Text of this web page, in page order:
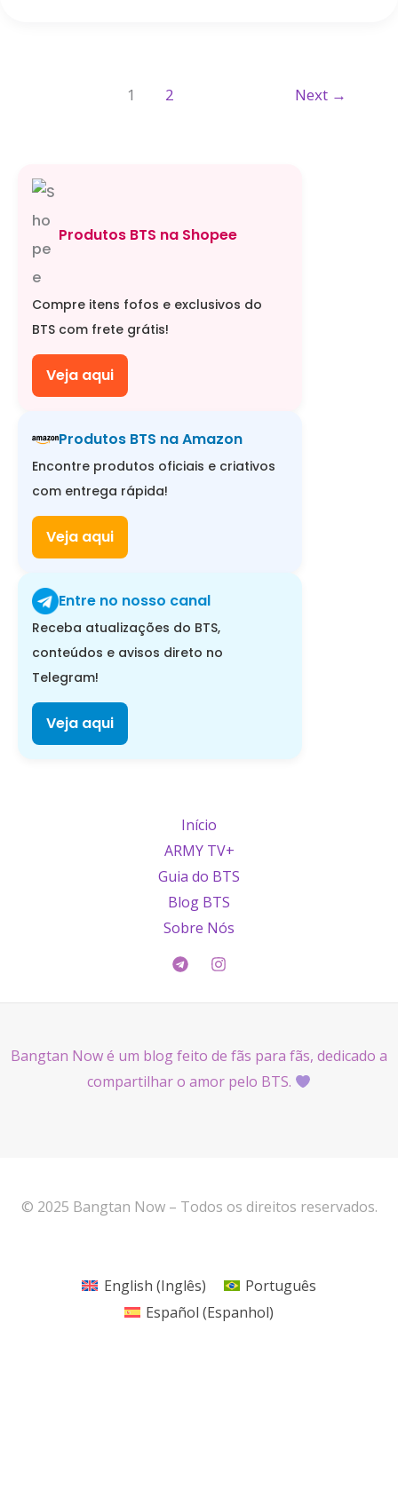
1 2 Next →
Produtos BTS na Shopee
Compre itens fofos e exclusivos do
BTS com frete grátis!
Veja aqui
Produtos BTS na Amazon
Encontre produtos oficiais e criativos
com entrega rápida!
Veja aqui
Entre no nosso canal
Receba atualizações do BTS,
conteúdos e avisos direto no
Telegram!
Veja aqui
Início
ARMY TV+
Guia do BTS
Blog BTS
Sobre Nós
Bangtan Now é um blog feito de fãs para fãs, dedicado a
compartilhar o amor pelo BTS.
© 2025 Bangtan Now – Todos os direitos reservados.
English (Inglês)
Português
Español (Espanhol)